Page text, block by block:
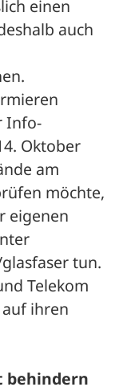
einen
auch
Info-
Oktober
am
möchte,
eigenen
tun.
Telekom
ihren
behindern